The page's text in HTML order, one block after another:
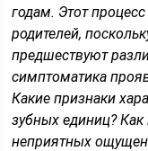
годам. Этот
родителей,
предшествуют
симптоматика
Какие признаки
зубных единиц?
неприятных